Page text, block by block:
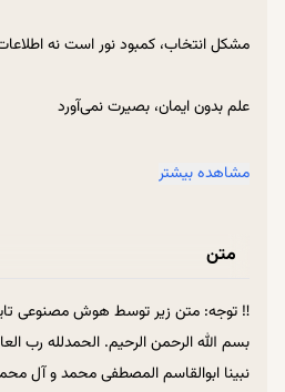
مشکل انتخاب، کمبود نور است نه
علم بدون ایمان، بصیرت نمی‌آورد
ایمان تقلبی انسان را زمین‌گیر می‌کند
رسانه جهت می‌دهد، ایمان جهت می‌بخشد
مشاهده بیشتر
متن
‼ توجه: متن زیر توسط هوش مصنوعی
بسم الله الرحمن الرحیم. الحمدلله رب
نبینا ابوالقاسم المصطفی محمد و آل